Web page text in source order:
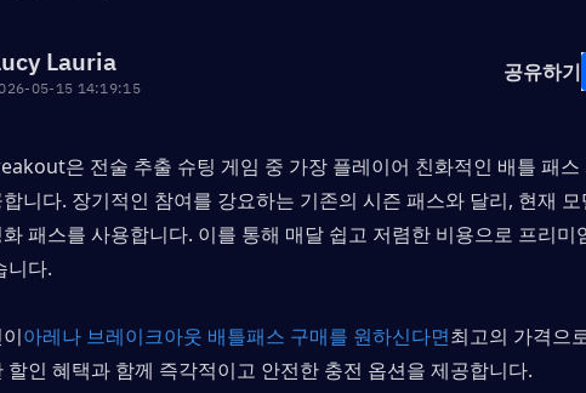
Lauria
05-15 14:19:15
공유하기
은 전술 추출 슈팅 게임 중 가장 플레이어 친화적인 배틀 패스
니다. 장기적인 참여를 강요하는 기존의 시즌 패스와 달리, 현재
패스를 사용합니다. 이를 통해 매달 쉽고 저렴한 비용으로 프리미
니다.
아레나 브레이크아웃 배틀패스 구매를 원하신다면최고의 가격으
할인 혜택과 함께 즉각적이고 안전한 충전 옵션을 제공합니다.